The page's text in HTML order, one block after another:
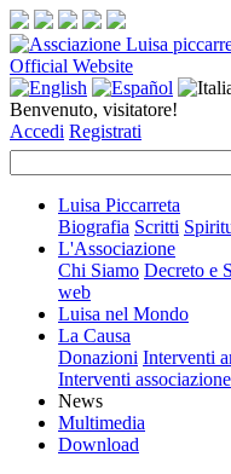
Official Website
Benvenuto, visitatore!
Accedi Registrati
Luisa Piccarreta
Biografia Scritti
L'Associazione
Chi Siamo Decreto e
web
Luisa nel Mondo
La Causa
Donazioni Interventi
Interventi associazione
News
Multimedia
Download